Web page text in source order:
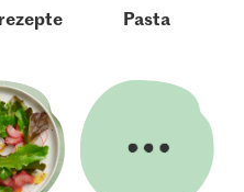
Pasta